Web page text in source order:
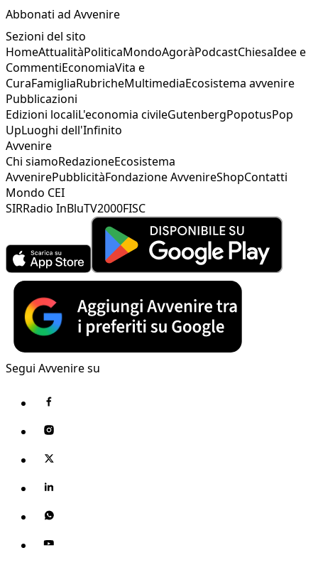
Abbonati ad Avvenire
Sezioni del sito
HomeAttualitàPoliticaMondoAgoràPodcastChiesaIdee e
CommentiEconomiaVita e
CuraFamigliaRubricheMultimediaEcosistema avvenire
Pubblicazioni
Edizioni localiL'economia civileGutenbergPopotusPop
UpLuoghi dell'Infinito
Avvenire
Chi siamoRedazioneEcosistema
AvvenirePubblicitàFondazione AvvenireShopContatti
Mondo CEI
SIRRadio InBluTV2000FISC
Segui Avvenire su